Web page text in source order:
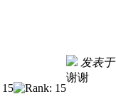
发表于
谢谢